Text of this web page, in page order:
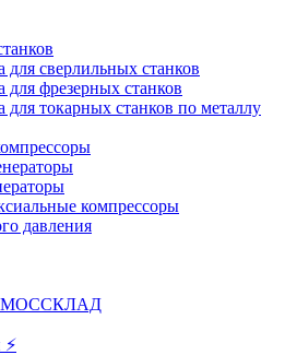
для сверлильных станков
для фрезерных станков
для токарных станков по металлу
компрессоры
давления
МОССКЛАД